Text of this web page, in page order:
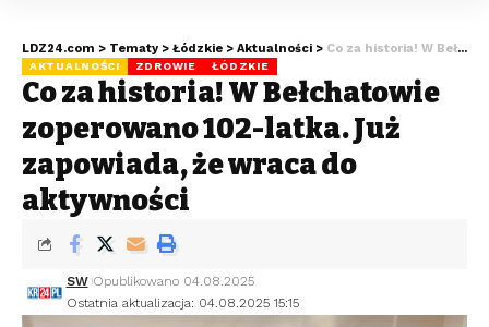
LDZ24.com > Tematy > Łódzkie > Aktualności > Co za historia! W Bełchatowie zoperowano 102-latka. Już zapowiada, że wraca do aktywności
AKTUALNOŚCI ZDROWIE ŁÓDZKIE
Co za historia! W Bełchatowie
zoperowano 102-latka. Już
zapowiada, że wraca do
aktywności
Ostatnia aktualizacja: 04.08.2025 15:15
SW Opublikowano 04.08.2025